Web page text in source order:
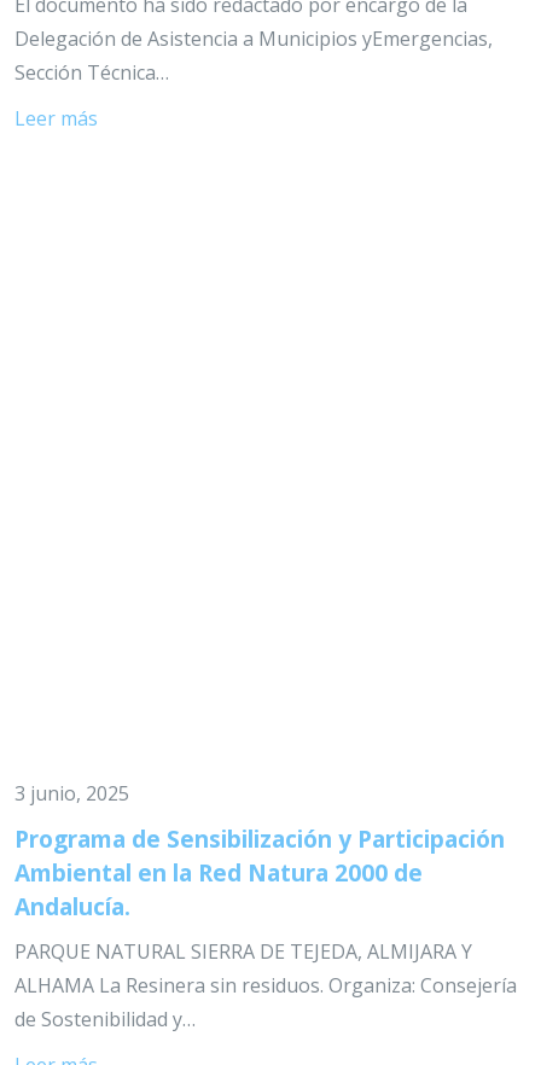
Delegación de Asistencia a Municipios yEmergencias,
Sección Técnica…
Leer más
3 junio, 2025
Programa de Sensibilización y Participación
Ambiental en la Red Natura 2000 de
Andalucía.
PARQUE NATURAL SIERRA DE TEJEDA, ALMIJARA Y
ALHAMA La Resinera sin residuos. Organiza: Consejería
de Sostenibilidad y…